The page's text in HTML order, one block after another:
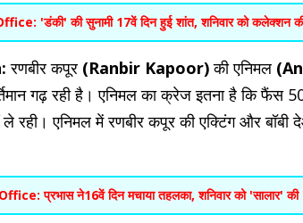
'डंकी' की सुनामी 17वें दिन हुई शांत, शनिवार को कलेक्शन
रणबीर कपूर (Ranbir Kapoor)की एनिमल
गढ़ रही है। एनिमल का क्रेज इतना है कि फैंस
ले रही। एनिमल में रणबीर कपूर की एक्टिंग और
प्रभास ने16वें दिन मचाया तहलका, शनिवार को 'सालार' की